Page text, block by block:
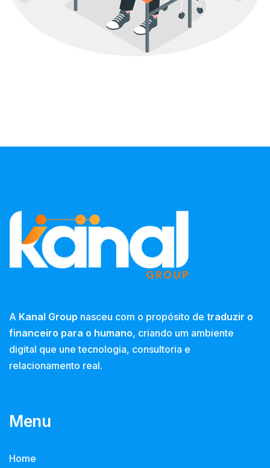
A Kanal Group nasceu com o propósito de traduzir o
financeiro para o humano, criando um ambiente
digital que une tecnologia, consultoria e
relacionamento real.
Menu
Home